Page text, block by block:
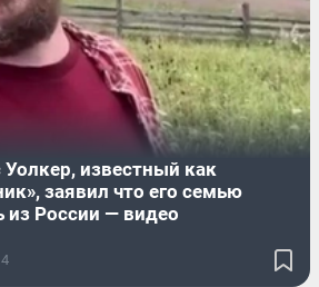
известный как
заявил что его семью
из России — видео
4